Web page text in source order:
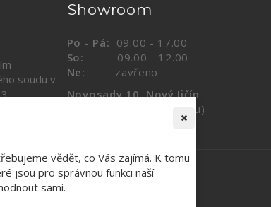
vědět, co Vás zajímá. K tomu
jsou pro správnou funkci naší
sami.
soudu v
.
Showroom
Po - Pá: 09.00 - 17.00
So: 09.00 - 12.00
Ne: zavřeno
Novosady 10, Nový Jičín
(vestibul Krytého bazénu)